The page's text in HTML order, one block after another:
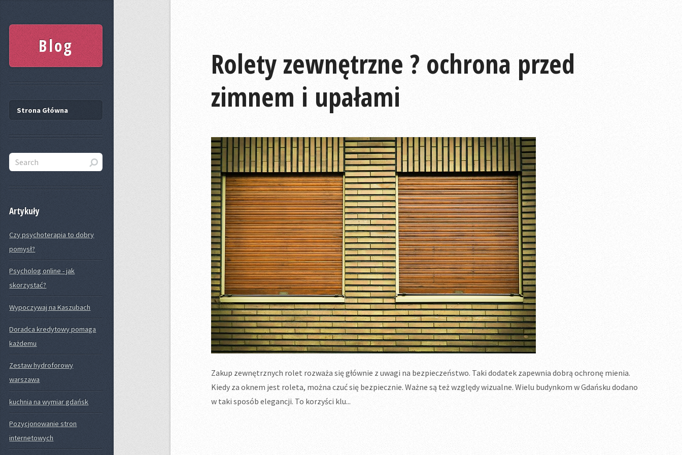
Rolety zewnętrzne ? ochrona przed
zimnem i upałami
Zakup zewnętrznych rolet rozważa się głównie z uwagi na bezpieczeństwo. Taki dodatek zapewnia dobrą ochronę mienia.
Kiedy za oknem jest roleta, można czuć się bezpiecznie. Ważne są też względy wizualne. Wielu budynkom w Gdańsku dodano
w taki sposób elegancji. To korzyści klu...
Blog
Strona Główna
Artykuły
Czy psychoterapia to dobry
pomysł?
Psycholog online - jak
skorzystać?
Wypoczywaj na Kaszubach
Doradca kredytowy pomaga
każdemu
Zestaw hydroforowy
warszawa
kuchnia na wymiar gdańsk
Pozycjonowanie stron
internetowych